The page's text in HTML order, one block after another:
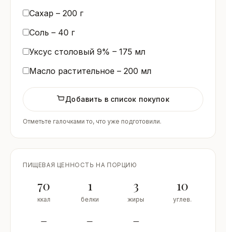
Сахар – 200 г
Соль – 40 г
Уксус столовый 9% – 175 мл
Масло растительное – 200 мл
Добавить в список покупок
Отметьте галочками то, что уже подготовили.
ПИЩЕВАЯ ЦЕННОСТЬ НА ПОРЦИЮ
70
ккал
1
белки
3
жиры
10
углев.
– – –